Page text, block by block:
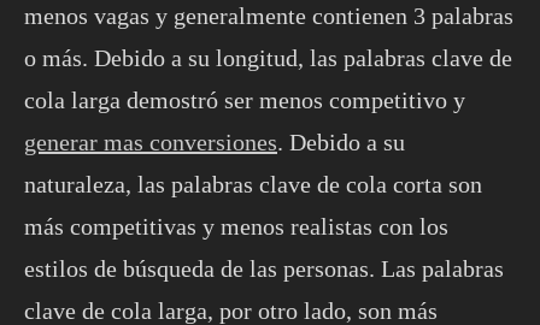
menos vagas y generalmente contienen 3 palabras
o más. Debido a su longitud, las palabras clave de
cola larga demostró ser menos competitivo y
generar mas conversiones. Debido a su
naturaleza, las palabras clave de cola corta son
más competitivas y menos realistas con los
estilos de búsqueda de las personas. Las palabras
clave de cola larga, por otro lado, son más